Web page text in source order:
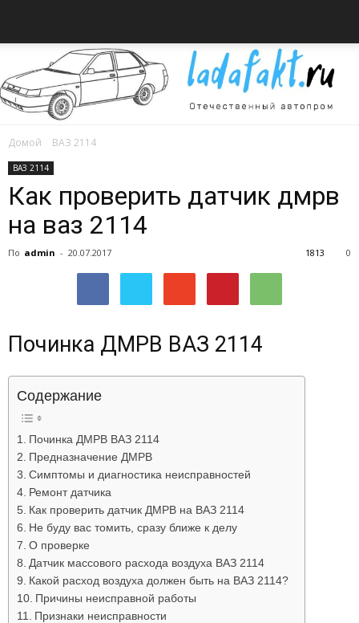
автомобилях
Лада
Домой ВАЗ 2114
ВАЗ 2114
Как проверить датчик дмрв
на ваз 2114
По admin - 20.07.2017 0
1813
Починка ДМРВ ВАЗ 2114
Содержание
Починка ДМРВ ВАЗ 2114
Предназначение ДМРВ
Симптомы и диагностика неисправностей
Ремонт датчика
Как проверить датчик ДМРВ на ВАЗ 2114
Не буду вас томить, сразу ближе к делу
О проверке
Датчик массового расхода воздуха ВАЗ 2114
Какой расход воздуха должен быть на ВАЗ 2114?
Причины неисправной работы
Признаки неисправности